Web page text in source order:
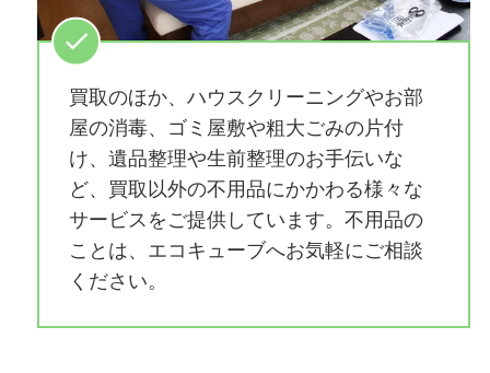
買取のほか、ハウスクリーニングやお部
屋の消毒、ゴミ屋敷や粗大ごみの片付
け、遺品整理や生前整理のお手伝いな
ど、買取以外の不用品にかかわる様々な
サービスをご提供しています。不用品の
ことは、エコキューブへお気軽にご相談
ください。